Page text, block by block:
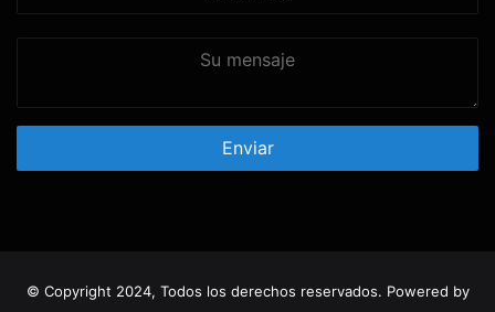
© Copyright 2024, Todos los derechos reservados. Powered by